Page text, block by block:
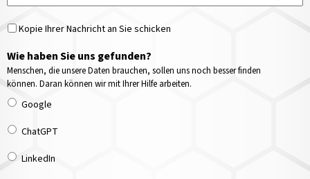
Kopie Ihrer Nachricht an Sie schicken
Wie haben Sie uns gefunden?
Menschen, die unsere Daten brauchen, sollen uns noch besser finden
können. Daran können wir mit Ihrer Hilfe arbeiten.
Google
ChatGPT
LinkedIn